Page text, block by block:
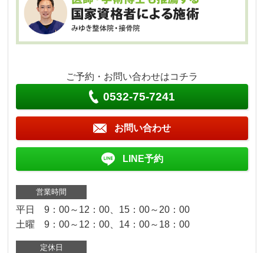
ご予約・お問い合わせはコチラ
0532-75-7241
お問い合わせ
LINE予約
営業時間
平日 9：00～12：00、15：00～20：00
土曜 9：00～12：00、14：00～18：00
定休日